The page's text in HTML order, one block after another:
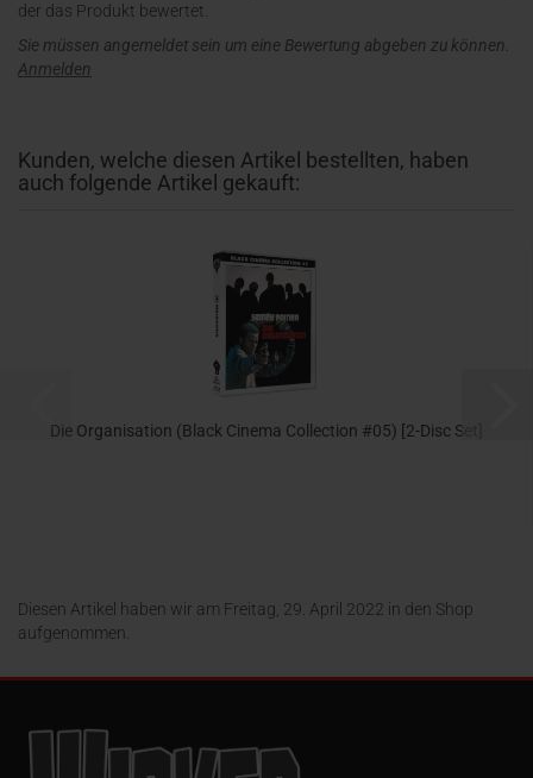
der das Produkt bewertet.
Sie müssen angemeldet sein um eine Bewertung abgeben zu können.
Anmelden
Kunden, welche diesen Artikel bestellten, haben
auch folgende Artikel gekauft:
Die Organisation (Black Cinema Collection #05) [2-Disc Set]
Diesen Artikel haben wir am Freitag, 29. April 2022 in den Shop
aufgenommen.